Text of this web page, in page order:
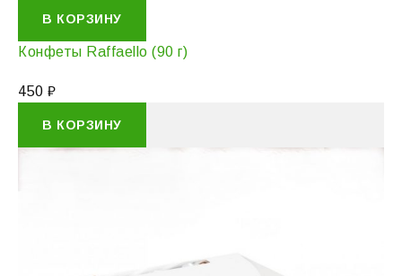
В КОРЗИНУ
Конфеты Raffaello (90 г)
450 ₽
В КОРЗИНУ